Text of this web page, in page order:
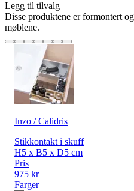
Legg til tilvalg
Disse produktene er formontert
møblene.
Inzo / Calidris
Stikkontakt i skuff
H5 x B5 x D5 cm
Pris
975 kr
Farger